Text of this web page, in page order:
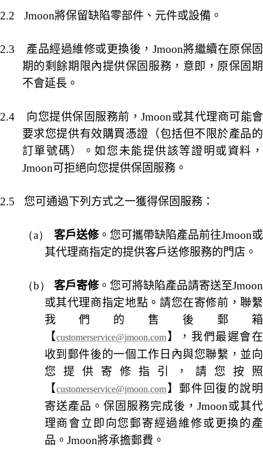
2.2 Jmoon將保留缺陷零部件、元件或設備。
2.3 產品經過維修或更換後， Jmoon將繼續在原保固
期的剩餘期限內提供保固服務，意即，原保固期
不會延長。
2.4 向您提供保固服務前， Jmoon或其代理商可能會
要求您提供有效購買憑證（包括但不限於產品的
訂單號碼）。如您未能提供該等證明或資料，
Jmoon可拒絕向您提供保固服務。
2.5 您可通過下列方式之一獲得保固服務：
（a） 客戶送修。您可攜帶缺陷產品前往Jmoon或
其代理商指定的提供客戶送修服務的門店。
（b） 客戶寄修。您可將缺陷產品請寄送至Jmoon
或其代理商指定地點。請您在寄修前，聯繫
我們的售後郵箱
【customerservice@jmoon.com】，我們最遲會在
收到郵件後的一個工作日內與您聯繫，並向
您提供寄修指引，請您按照
【customerservice@jmoon.com】郵件回復的說明
寄送產品。保固服務完成後， Jmoon或其代
理商會立即向您郵寄經過維修或更換的產
品。 Jmoon將承擔郵費。